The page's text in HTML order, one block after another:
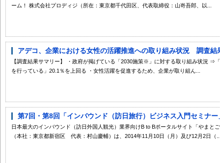
ーム！ 株式会社プロディジ（所在：東京都千代田区、代表取締役：山嵜吾郎、以...
アデコ、企業における女性の活躍推進への取り組み状況 調査結
【調査結果サマリー】 ・政府が掲げている「2030施策※」に対する取り組み状況 ⇒
を行っている」20.1％を上回る ・女性活躍を促進するため、企業が取り組ん...
第7回・第8回「インバウンド（訪日旅行）ビジネス入門セミナ
日本最大のインバウンド（訪日外国人観光）業界向けB to Bポータルサイト「やまと
（本社：東京都新宿区 代表：村山慶輔）は、2014年11月10日（月）及び12月2日（